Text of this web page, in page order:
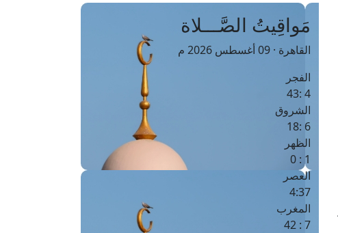
مَواقِيتُ الصَّـــلاة
القاهرة · 09 أغسطس 2026 م
الفجر
4 :43
الشروق
6 :18
الظهر
1 : 0
العصر
4:37
المغرب
7 : 42